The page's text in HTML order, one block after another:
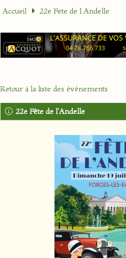
Accueil 22e Fete de l Andelle
Retour à la liste des événements
22e Fête de l'Andelle